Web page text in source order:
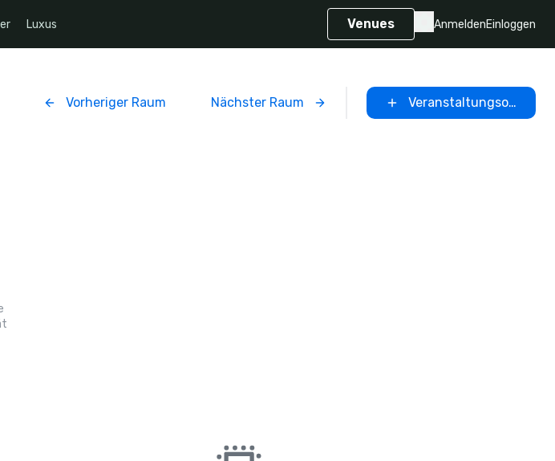
Luxus Venues AnmeldenEinloggen
Vorheriger Raum Nächster Raum Veranstaltungsort